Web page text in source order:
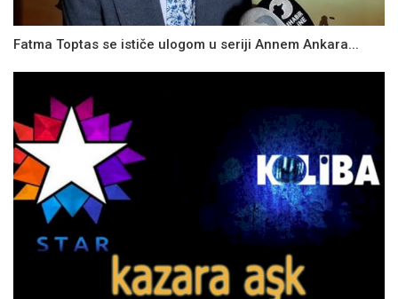
Fatma Toptas se ističe ulogom u seriji Annem Ankara...